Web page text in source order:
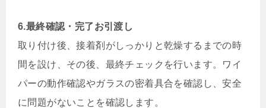
6.最終確認・完了お引渡し
取り付け後、接着剤がしっかりと乾燥するまでの時
間を設け、その後、最終チェックを行います。ワイ
パーの動作確認やガラスの密着具合を確認し、安全
に問題がないことを確認します。